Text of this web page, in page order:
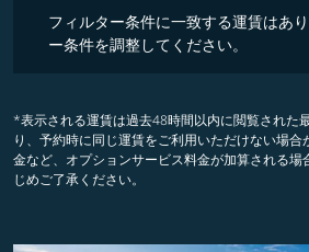
フィルター条件に一致する運賃はあ
ー条件を調整してください。
*表示される運賃は過去48時間以内に閲覧された
り、予約時に同じ運賃をご利用いただけない場
金など、オプションサービス料金が加算される
じめご了承ください。